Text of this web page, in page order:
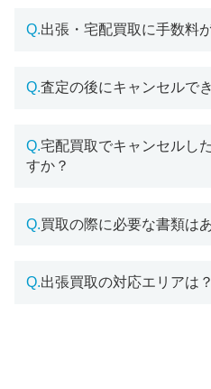
Q.出張・宅配買取に手数料
Q.査定の後にキャンセルで
Q.宅配買取でキャンセルし
すか？
Q.買取の際に必要な書類は
Q.出張買取の対応エリアは？